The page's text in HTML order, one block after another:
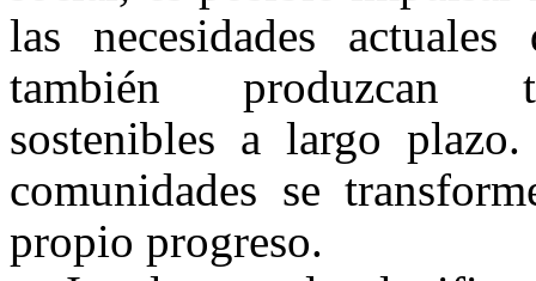
las necesidades
también produzcan
sostenibles a largo
comunidades se
propio progreso.